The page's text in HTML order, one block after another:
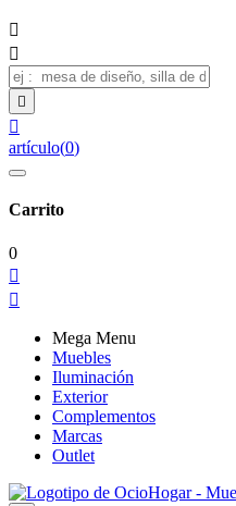




artículo(0)
Carrito
0


Mega Menu
Muebles
Iluminación
Exterior
Complementos
Marcas
Outlet